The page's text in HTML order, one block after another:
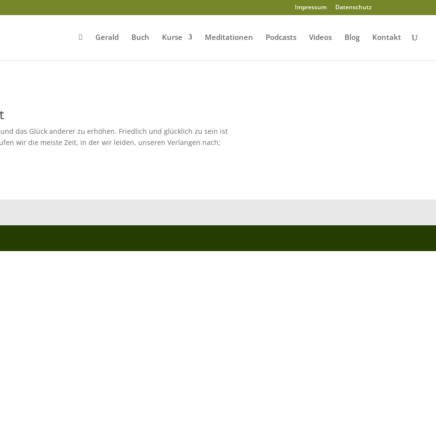
Impressum Datenschutz
Gerald Buch Kurse Meditationen Podcasts Videos Blog Kontakt
das Glück anderer zu erhöhen. Friedlich und glücklich zu sein ist
wir die meiste Zeit, in der wir leiden, unseren Verlangen nach;